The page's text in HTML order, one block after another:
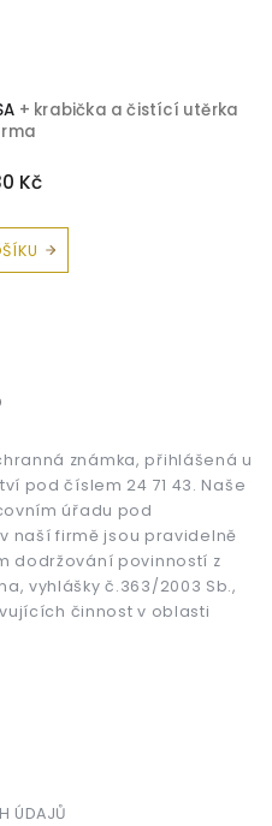
+ krabička a čistící utěrka
Kč
známka, přihlášená u
pod číslem 24 71 43. Naše
úřadu pod
naší firmě jsou pravidelně
dodržování povinností z
vyhlášky č.363/2003 Sb.,
činnost v oblasti
ÚDAJŮ